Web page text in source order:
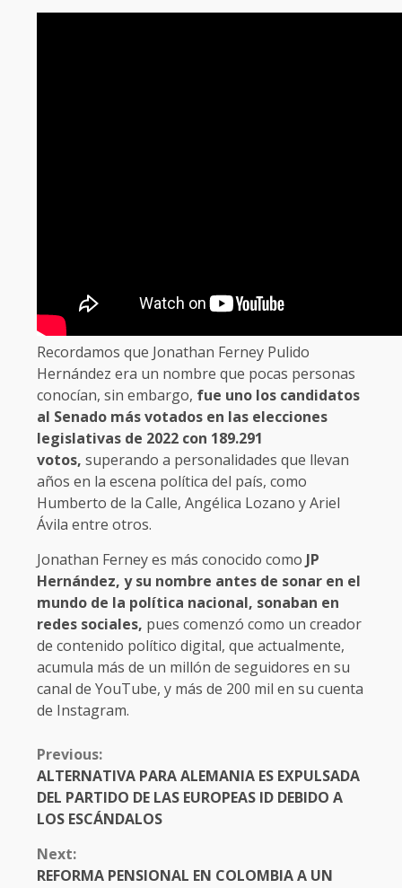
Recordamos que Jonathan Ferney Pulido
Hernández era un nombre que pocas personas
conocían, sin embargo, fue uno los candidatos
al Senado más votados en las elecciones
legislativas de 2022 con 189.291
votos, superando a personalidades que llevan
años en la escena política del país, como
Humberto de la Calle, Angélica Lozano y Ariel
Ávila entre otros.
Jonathan Ferney es más conocido como JP
Hernández, y su nombre antes de sonar en el
mundo de la política nacional, sonaban en
redes sociales, pues comenzó como un creador
de contenido político digital, que actualmente,
acumula más de un millón de seguidores en su
canal de YouTube, y más de 200 mil en su cuenta
de Instagram.
CONTINUE
READING
Previous:
ALTERNATIVA PARA ALEMANIA ES EXPULSADA
DEL PARTIDO DE LAS EUROPEAS ID DEBIDO A
LOS ESCÁNDALOS
Next:
REFORMA PENSIONAL EN COLOMBIA A UN